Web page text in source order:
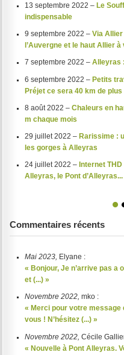
13 septembre 2022 – Le
indispensable
9 septembre 2022 – Via
l’Auvergne et le haut Allier à
7 septembre 2022 – Alleyras
6 septembre 2022 – Petits
Préjet ce sera 40 km de plus
8 août 2022 – Chaleurs en
m chaque mois
29 juillet 2022 – Rarissime :
les gorges à Alleyras
24 juillet 2022 – Internet
Alleyras, le Pont d’Alleyras...
1
Commentaires récents
Mai 2023,
Elyane :
« Bonjour, Je n’arrive pas a
et (...) »
Novembre 2022, mko :
« Merci pour votre message
vous ! N’hésitez (...) »
Novembre 2022, Cécile
« Nouvelle à Pont Alleyras.